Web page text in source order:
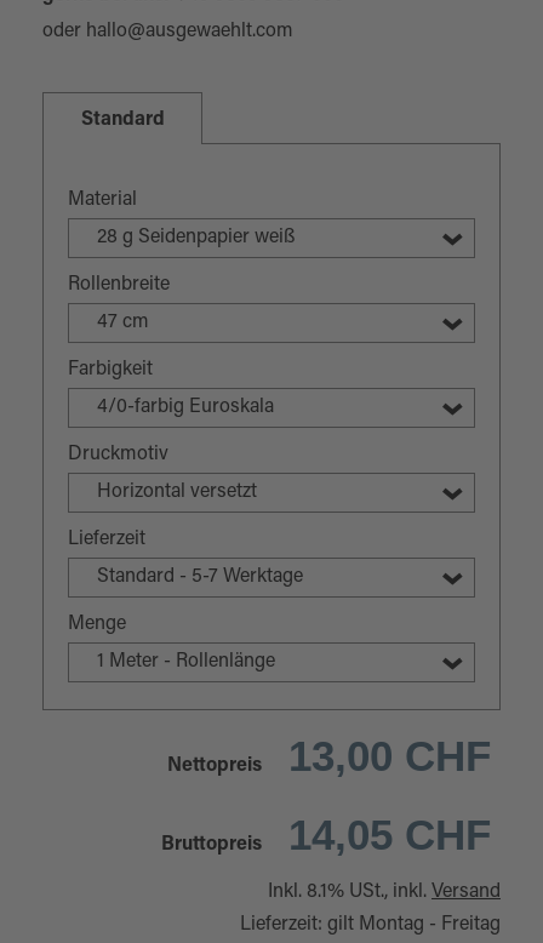
oder hallo@ausgewaehlt.com
Standard
Material
28 g Seidenpapier weiß
Rollenbreite
47 cm
Farbigkeit
4/0-farbig Euroskala
Druckmotiv
Horizontal versetzt
Lieferzeit
Standard - 5-7 Werktage
Menge
1 Meter - Rollenlänge
Nettopreis 13,00 CHF
Bruttopreis 14,05 CHF
Inkl. 8.1% USt., inkl. Versand
Lieferzeit: gilt Montag - Freitag